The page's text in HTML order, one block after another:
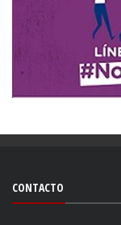
CONTACTO